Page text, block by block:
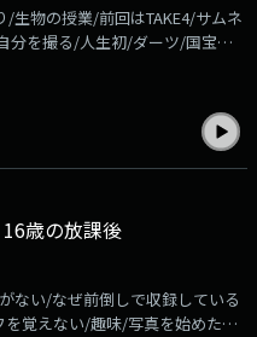
/生物の授業/前回はTAKE4/サムネ
分を撮る/人生初/ダーツ/国宝が
6a8d-4af3-a9b9-
黒川想矢ANNP番組
歳の放課後
ない/なぜ前倒しで収録している
覚えない/趣味/写真を始めたき